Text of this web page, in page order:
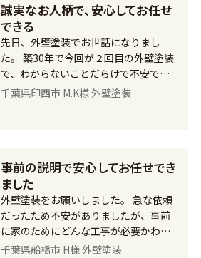
誠実なお人柄で、安心してお任せ
できる
先日、外壁塗装でお世話になりまし
た。 築30年で今回が２回目の外壁塗装
で、わからないことだらけで不安でし
たが、見積もりも詳細に書かれていて
を少し濃い色にしたいと希望したとこ
ろ、快く応じてくれてすぐに対応して
頂きました。丁寧な仕事で、私たちが
思っていた以上の仕上がりに大満足で
す。 今後ともよろしくお願いいたしま
す。
千葉県印西市 M.K様 外壁塗装
事前の説明で安心してお任せでき
ました
外壁塗装をお願いしました。 急な依頼
だったため不安がありましたが、事前
に家のためにどんな工事が必要かわか
りやすく説明してくれましたので、安
千葉県船橋市 H様 外壁塗装